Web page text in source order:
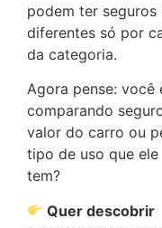
podem ter seguros
diferentes só por
da categoria.
Agora pense: você
comparando
valor do carro ou
tipo de uso que ele
tem?
Quer descobrir